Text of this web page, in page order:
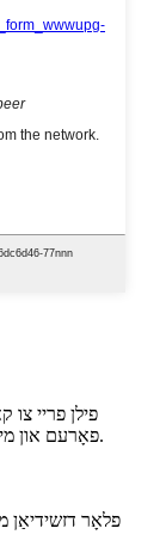
פילן פריי
פאָרעם און מיר וועלן צוריקקומען צו איר ווי באַלד ווי מעגלעך.